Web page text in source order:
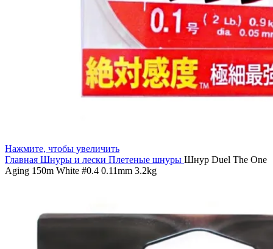
Нажмите, чтобы увеличить
Главная Шнуры и лески Плетеные шнуры Шнур Duel The One
Aging 150m White #0.4 0.11mm 3.2kg